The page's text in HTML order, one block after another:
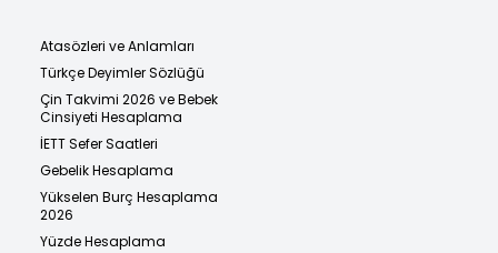
Atasözleri ve Anlamları
Türkçe Deyimler Sözlüğü
Çin Takvimi 2026 ve Bebek
Cinsiyeti Hesaplama
İETT Sefer Saatleri
Gebelik Hesaplama
Yükselen Burç Hesaplama
2026
Yüzde Hesaplama